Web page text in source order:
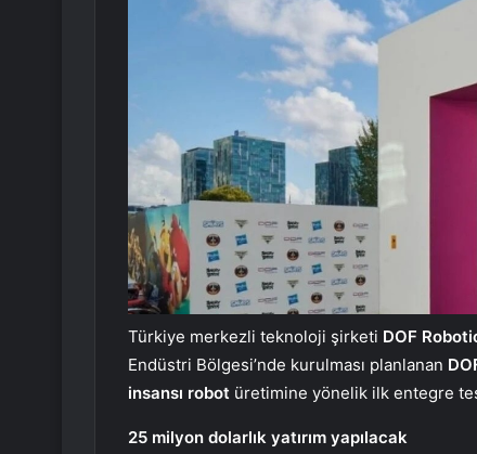
Türkiye merkezli teknoloji şirketi DOF
Endüstri Bölgesi’nde kurulması planlanan
insansı robot üretimine yönelik ilk entegre
25 milyon dolarlık yatırım yapılacak